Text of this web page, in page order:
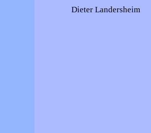
Dieter Landersheim